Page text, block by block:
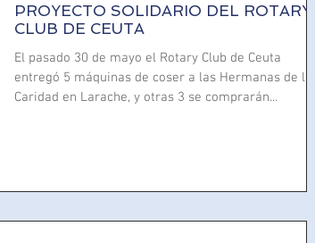
PROYECTO SOLIDARIO DEL ROTARY
CLUB DE CEUTA
El pasado 30 de mayo el Rotary Club de Ceuta
entregó 5 máquinas de coser a las Hermanas de la
Caridad en Larache, y otras 3 se comprarán...